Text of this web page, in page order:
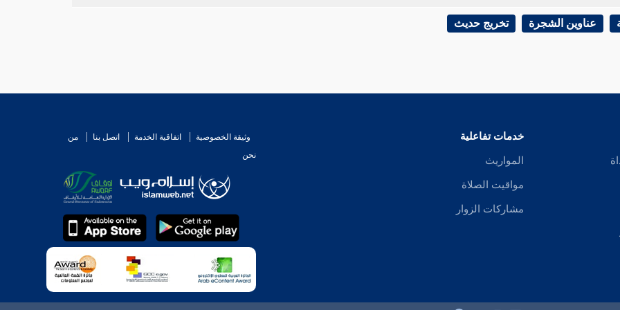
عناوين الشجرة تخريج حديث
خدمات تفاعلية
المواريث
مواقيت الصلاة
مشاركات الزوار
وثيقة الخصوصية اتفاقية الخدمة اتصل بنا
من
نحن